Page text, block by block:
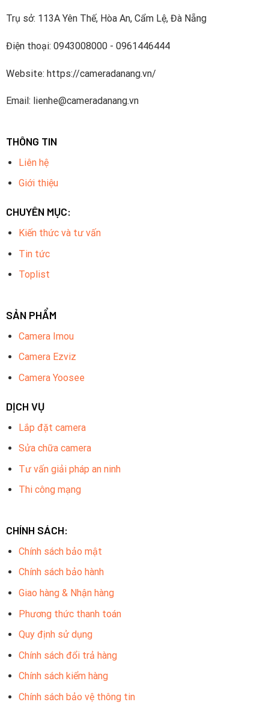
Trụ sở: 113A Yên Thế, Hòa An, Cẩm Lệ, Đà Nẵng
Điện thoại: 0943008000 - 0961446444
Website: https://cameradanang.vn/
Email: lienhe@cameradanang.vn
THÔNG TIN
Liên hệ
Giới thiệu
CHUYÊN MỤC:
Kiến thức và tư vấn
Tin tức
Toplist
SẢN PHẨM
Camera Imou
Camera Ezviz
Camera Yoosee
DỊCH VỤ
Lắp đặt camera
Sửa chữa camera
Tư vấn giải pháp an ninh
Thi công mạng
CHÍNH SÁCH:
Chính sách bảo mật
Chính sách bảo hành
Giao hàng & Nhận hàng
Phương thức thanh toán
Quy định sử dụng
Chính sách đổi trả hàng
Chính sách kiểm hàng
Chính sách bảo vệ thông tin